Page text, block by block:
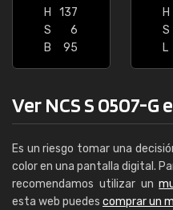
H
137
S
6
B
95
H
S
L
Ver NCS S 0507-G
Es un riesgo tomar una
color en una pantalla digital.
recomendamos utilizar un
esta web puedes comprar un